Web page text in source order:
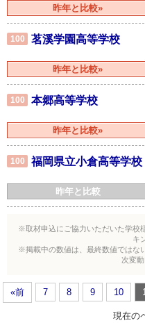
昨年と比較»
100 茗溪学園高等学校
昨年と比較»
100 本郷高等学校
昨年と比較»
100 福岡県立小倉高等学校
昨年と比較
※取材申込にご協力いただいた学校
キ
※掲載中の数値は、最終数値ではな
次変動
«前 7 8 9 10
現在の